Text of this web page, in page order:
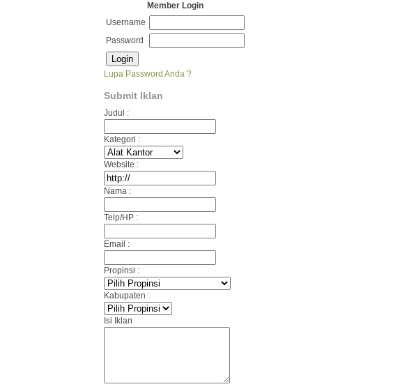
Member Login
Username
Password
Lupa Password Anda ?
Submit Iklan
Judul :
Kategori :
Website :
Nama :
Telp/HP :
Email :
Propinsi :
Kabupaten :
Isi Iklan